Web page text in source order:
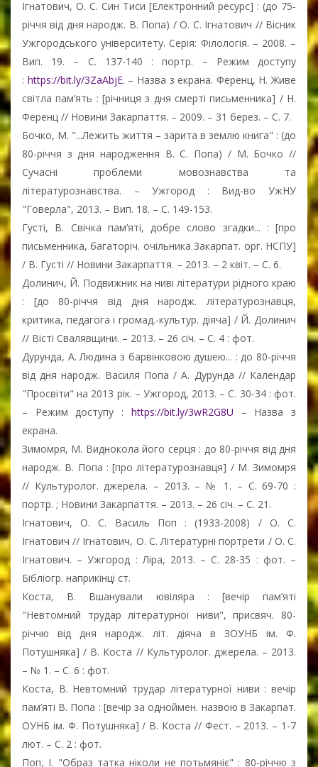
Ігнатович, О. С. Син Тиси [Електронний ресурс] : (до 75-
річчя від дня народж. В. Попа) / О. С. Ігнатович // Вісник
Ужгородського університету. Серія: Філологія. – 2008. –
Вип. 19. – С. 137-140 : портр. – Режим доступу
: https://bit.ly/3ZaAbjE. – Назва з екрана. Ференц, Н. Живе
світла пам’ять : [річниця з дня смерті письменника] / Н.
Ференц // Новини Закарпаття. – 2009. – 31 берез. – С. 7.
Бочко, М. "...Лежить життя – зарита в землю книга" : (до
80-річчя з дня народження В. С. Попа) / М. Бочко //
Сучасні проблеми мовознавства та
літературознавства. – Ужгород : Вид-во УжНУ
"Говерла", 2013. – Вип. 18. – С. 149-153.
Густі, В. Свічка пам’яті, добре слово згадки... : [про
письменника, багаторіч. очільника Закарпат. орг. НСПУ]
/ В. Густі // Новини Закарпаття. – 2013. – 2 квіт. – С. 6.
Долинич, Й. Подвижник на ниві літератури рідного краю
: [до 80-річчя від дня народж. літературознавця,
критика, педагога і громад.-культур. діяча] / Й. Долинич
// Вісті Свалявщини. – 2013. – 26 січ. – С. 4 : фот.
Дурунда, А. Людина з барвінковою душею... : до 80-річчя
від дня народж. Василя Попа / А. Дурунда // Календар
"Просвіти" на 2013 рік. – Ужгород, 2013. – С. 30-34 : фот.
– Режим доступу : https://bit.ly/3wR2G8U – Назва з
екрана.
Зимомря, М. Виднокола його серця : до 80-річчя від дня
народж. В. Попа : [про літературознавця] / М. Зимомря
// Культуролог. джерела. – 2013. – № 1. – С. 69-70 :
портр. ; Новини Закарпаття. – 2013. – 26 січ. – С. 21.
Ігнатович, О. С. Василь Поп : (1933-2008) / О. С.
Ігнатович // Ігнатович, О. С. Літературні портрети / О. С.
Ігнатович. – Ужгород : Ліра, 2013. – С. 28-35 : фот. –
Бібліогр. наприкінці ст.
Коста, В. Вшанували ювіляра : [вечір пам’яті
"Невтомний трудар літературної ниви", присвяч. 80-
річчю від дня народж. літ. діяча в ЗОУНБ ім. Ф.
Потушняка] / В. Коста // Культуролог. джерела. – 2013.
– № 1. – С. 6 : фот.
Коста, В. Невтомний трудар літературної ниви : вечір
пам’яті В. Попа : [вечір за одноймен. назвою в Закарпат.
ОУНБ ім. Ф. Потушняка] / В. Коста // Фест. – 2013. – 1-7
лют. – С. 2 : фот.
Поп, І. "Образ татка ніколи не потьмяніє" : 80-річчю з